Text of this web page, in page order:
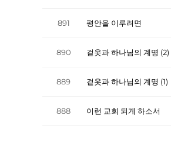
891 평안을 이루려면
890 겉옷과 하나님의 계명 (2)
889 겉옷과 하나님의 계명 (1)
888 이런 교회 되게 하소서